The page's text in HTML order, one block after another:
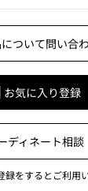
ついて問い合
お気に入り登録
ディネート相談
をするとご利用い